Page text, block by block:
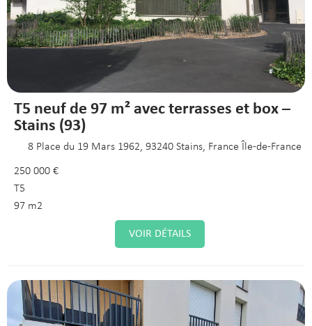
T5 neuf de 97 m² avec terrasses et box –
Stains (93)
8 Place du 19 Mars 1962, 93240 Stains, France Île-de-France
250 000 €
T5
97 m2
VOIR DÉTAILS